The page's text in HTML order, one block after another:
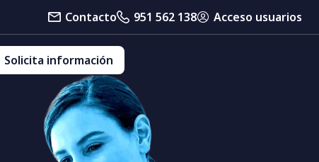
Contacto 951 562 138 Acceso usuarios
Solicita información